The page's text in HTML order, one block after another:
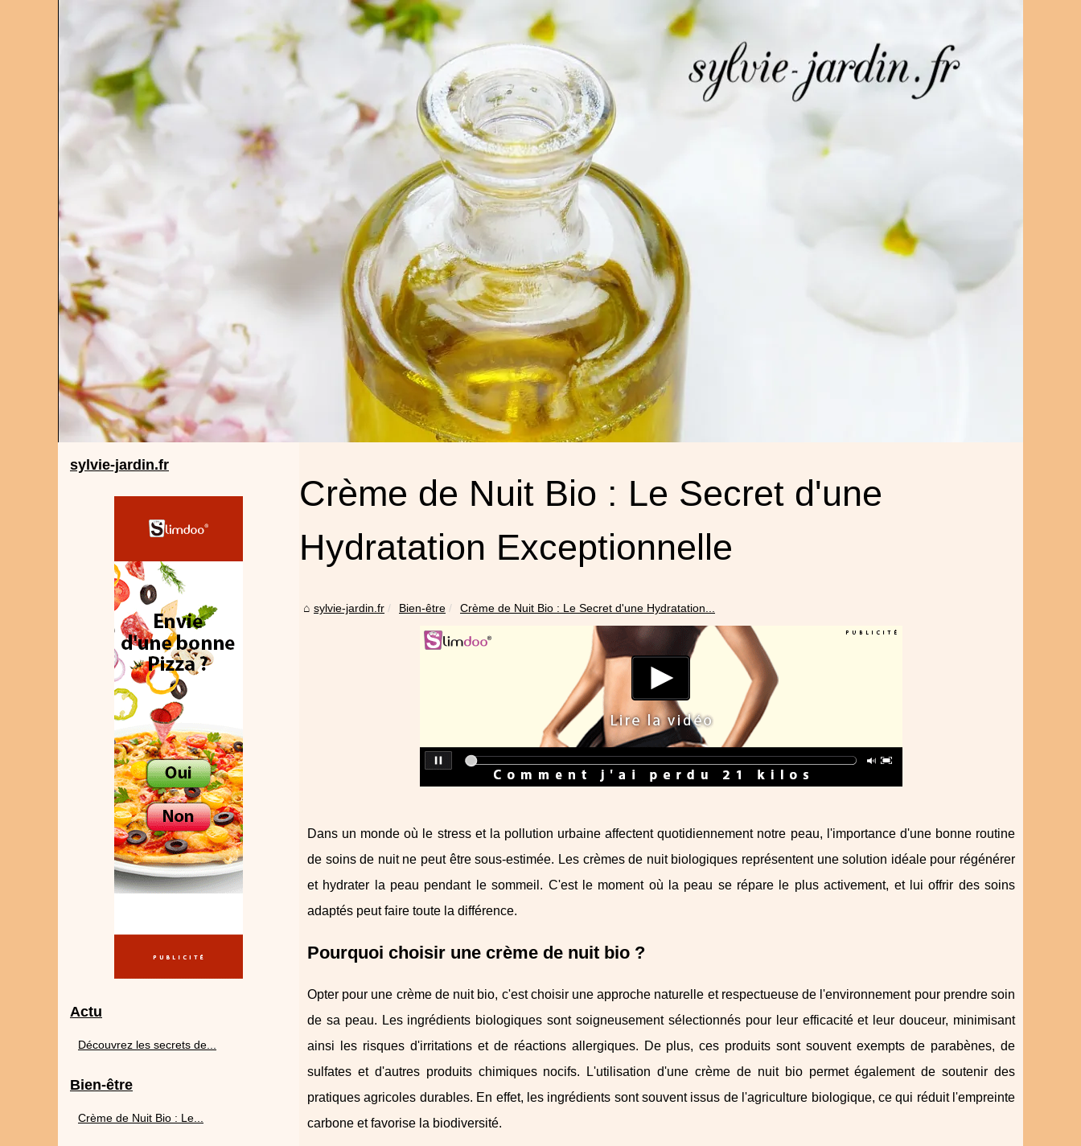
Crème de Nuit Bio : Le Secret d'une
Hydratation Exceptionnelle
sylvie-jardin.fr Bien-être Crème de Nuit Bio : Le Secret d'une Hydratation...
Dans un monde où le stress et la pollution urbaine affectent quotidiennement notre peau, l'importance d'une bonne routine
de soins de nuit ne peut être sous-estimée. Les crèmes de nuit biologiques représentent une solution idéale pour régénérer
et hydrater la peau pendant le sommeil. C'est le moment où la peau se répare le plus activement, et lui offrir des soins
adaptés peut faire toute la différence.
Pourquoi choisir une crème de nuit bio ?
Opter pour une crème de nuit bio, c'est choisir une approche naturelle et respectueuse de l'environnement pour prendre soin
de sa peau. Les ingrédients biologiques sont soigneusement sélectionnés pour leur efficacité et leur douceur, minimisant
ainsi les risques d'irritations et de réactions allergiques. De plus, ces produits sont souvent exempts de parabènes, de
sulfates et d'autres produits chimiques nocifs. L'utilisation d'une crème de nuit bio permet également de soutenir des
pratiques agricoles durables. En effet, les ingrédients sont souvent issus de l'agriculture biologique, ce qui réduit l'empreinte
carbone et favorise la biodiversité.
sylvie-jardin.fr
Actu
Découvrez les secrets de...
Bien-être
Crème de Nuit Bio : Le...